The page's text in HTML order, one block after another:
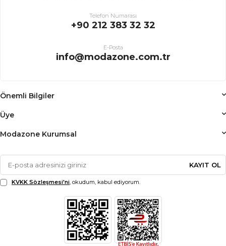
Telefon Numarası
+90 212 383 32 32
E-Posta
info@modazone.com.tr
Önemli Bilgiler
Üye
Modazone Kurumsal
KAYIT OL
KVKK Sözleşmesi'ni, okudum, kabul ediyorum.